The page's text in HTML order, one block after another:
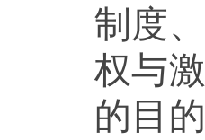
制度
权与
的目